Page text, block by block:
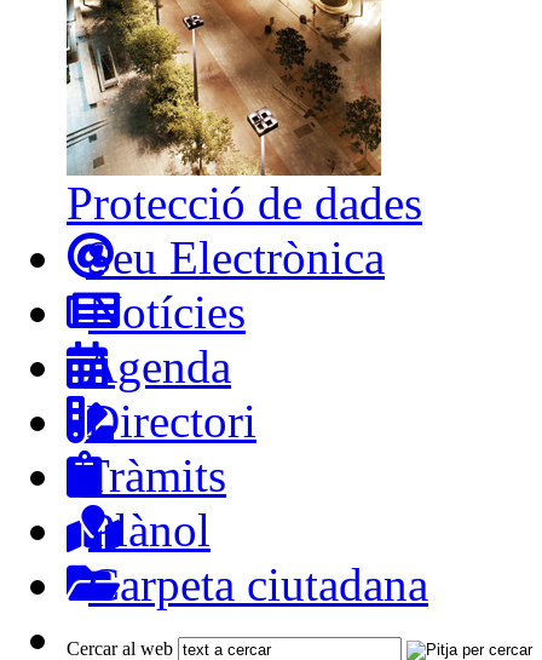
Protecció de dades
Seu Electrònica
Notícies
Agenda
Directori
Tràmits
Plànol
Carpeta ciutadana
Cercar al web